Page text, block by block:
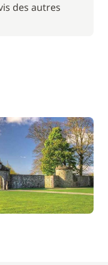
56,00 €
45,50 €
/ semaine
77,00 €
/ semaine
70,00 €
des autres